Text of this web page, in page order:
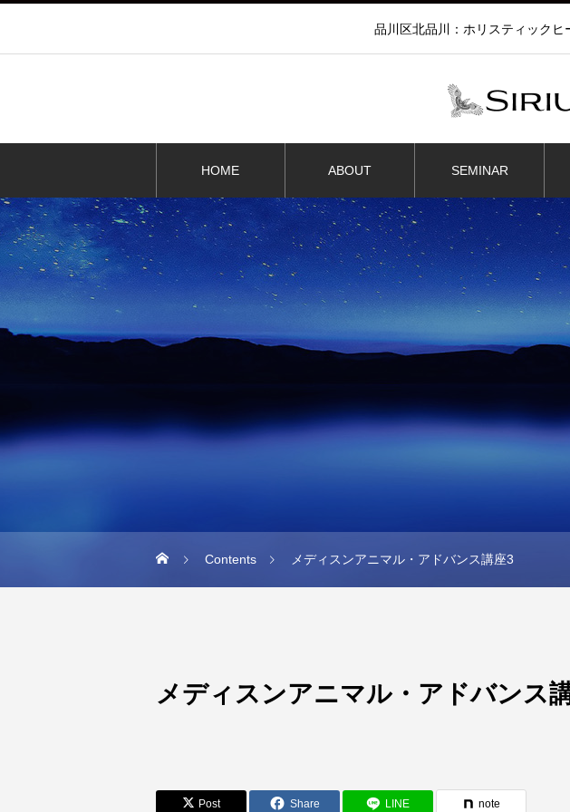
品川区北品川：ホリスティック
HOME ABOUT SEMINAR
Contents メディスンアニマル・アドバンス講座3
メディスンアニマル・アドバンス
Post Share LINE note